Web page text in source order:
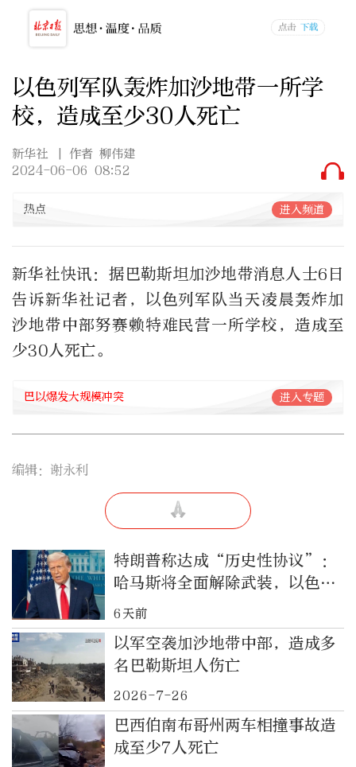
以色列军队轰炸加沙地带一所学
校，造成至少30人死亡
新华社
| 作者 柳伟建
2024-06-06 08:52
热点 进入频道
新华社快讯：据巴勒斯坦加沙地带消息人士6日
告诉新华社记者，以色列军队当天凌晨轰炸加
沙地带中部努赛赖特难民营一所学校，造成至
少30人死亡。
巴以爆发大规模冲突 进入专题
编辑：谢永利
特朗普称达成“历史性协议”：
哈马斯将全面解除武装，以色列
军队撤出加沙地带
6天前
以军空袭加沙地带中部，造成多
名巴勒斯坦人伤亡
2026-7-26
巴西伯南布哥州两车相撞事故造
成至少7人死亡